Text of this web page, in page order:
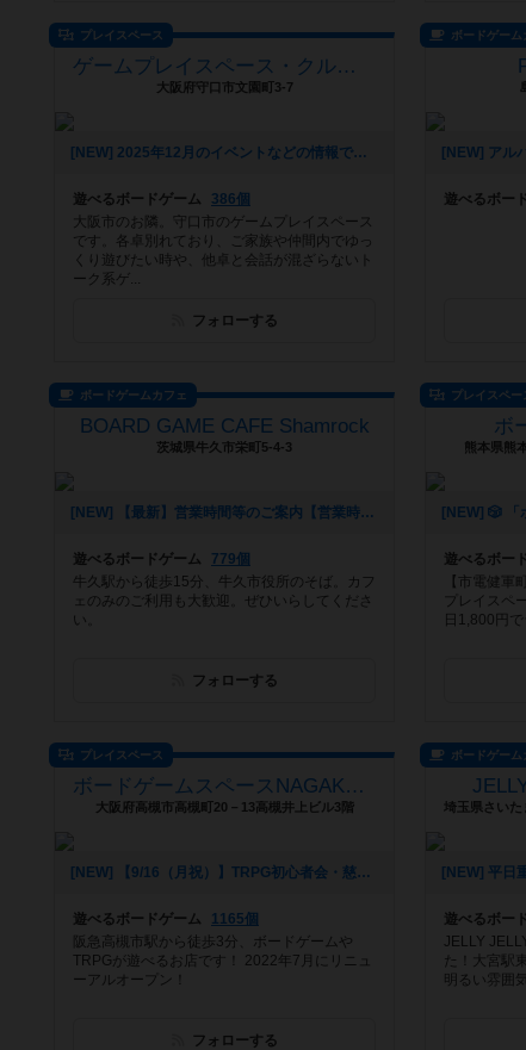
プレイスペース
ゲームプレイスペース・クルラコーン
大阪府守口市文園町3-7
[NEW] 2025年12月のイベントなどの情報です！（2025年12月03日 20時24分）
遊べるボードゲーム
386個
大阪市のお隣。守口市のゲームプレイスペース
です。各卓別れており、ご家族や仲間内でゆっ
くり遊びたい時や、他卓と会話が混ざらないト
ーク系ゲ...
フォローする
ボードゲーム
遊べるボー
ボードゲームカフェ
BOARD GAME CAFE Shamrock
茨城県牛久市栄町5-4-3
[NEW] 【最新】営業時間等のご案内【営業時間】（2025年03月24日 13時02分）
遊べるボードゲーム
779個
牛久駅から徒歩15分、牛久市役所のそば。カフ
ェのみのご利用も大歓迎。ぜひいらしてくださ
い。
フォローする
プレイスペー
ボ
熊本県熊
遊べるボー
【市電健軍
プレイスペ
日1,800円
プレイスペース
ボードゲームスペースNAGAKUTSU
大阪府高槻市高槻町20－13高槻井上ビル3階
[NEW] 【9/16（月祝）】TRPG初心者会・慈悲なきアイオニア（2024年09月07日 22時01分）
遊べるボードゲーム
1165個
阪急高槻市駅から徒歩3分、ボードゲームや
TRPGが遊べるお店です！ 2022年7月にリニュ
ーアルオープン！
フォローする
ボードゲーム
遊べるボー
JELLY
た！大宮駅
明るい雰囲